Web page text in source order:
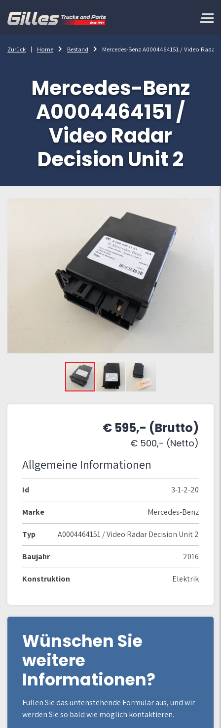
Zurück Home Bestand Mercedes-Benz A0004464151 / Video Radar
Mercedes-Benz
A0004464151 /
Video Radar
Decision Unit 2
€ 595,- (Brutto)
€ 500,- (Netto)
Allgemeine Informationen
Id 3-1-2-20
Marke Mercedes-Benz
Typ A0004464151 / Video Radar Decision Unit 2
Baujahr 2016
Konstruktion Elektrik
Wünschen Sie
weitere
Informationen?
Füllen Sie das untenstehende Formular aus, und wir
werden Sie so bald wie möglich kontaktieren.